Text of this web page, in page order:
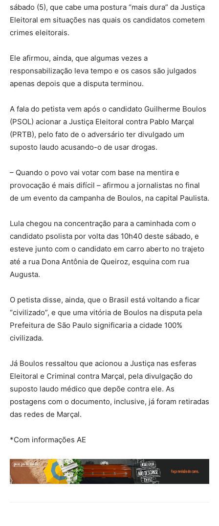
sábado (5), que cabe uma postura “mais dura” da Justiça
Eleitoral em situações nas quais os candidatos cometem
crimes eleitorais.
Ele afirmou, ainda, que algumas vezes a
responsabilização leva tempo e os casos são julgados
apenas depois que a disputa terminou.
A fala do petista vem após o candidato Guilherme Boulos
(PSOL) acionar a Justiça Eleitoral contra Pablo Marçal
(PRTB), pelo fato de o adversário ter divulgado um
suposto laudo acusando-o de usar drogas.
– Quando o povo vai votar com base na mentira e
provocação é mais difícil – afirmou a jornalistas no final
de um evento da campanha de Boulos, na capital Paulista.
Lula chegou na concentração para a caminhada com o
candidato psolista por volta das 10h40 deste sábado, e
esteve junto com o candidato em carro aberto no trajeto
até a rua Dona Antônia de Queiroz, esquina com rua
Augusta.
O petista disse, ainda, que o Brasil está voltando a ficar
“civilizado”, e que uma vitória de Boulos na disputa pela
Prefeitura de São Paulo significaria a cidade 100%
civilizada.
Já Boulos ressaltou que acionou a Justiça nas esferas
Eleitoral e Criminal contra Marçal, pela divulgação do
suposto laudo médico que depõe contra ele. As
postagens com o documento, inclusive, já foram retiradas
das redes de Marçal.
*Com informações AE